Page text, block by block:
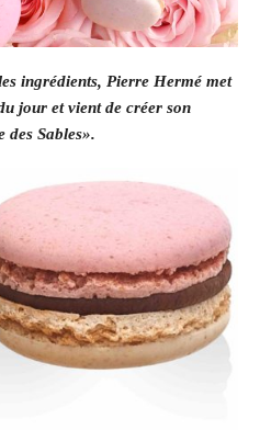
ingrédients, Pierre Hermé met
jour et vient de créer son
des Sables».